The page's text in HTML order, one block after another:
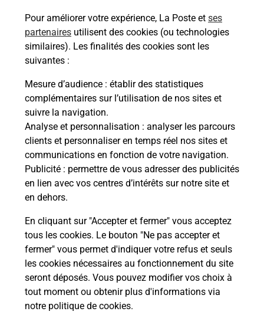
Pour améliorer votre expérience, La Poste et ses
partenaires utilisent des cookies (ou technologies
similaires). Les finalités des cookies sont les
suivantes :
Mesure d’audience : établir des statistiques
complémentaires sur l’utilisation de nos sites et
suivre la navigation.
Analyse et personnalisation : analyser les parcours
clients et personnaliser en temps réel nos sites et
communications en fonction de votre navigation.
Publicité : permettre de vous adresser des publicités
en lien avec vos centres d’intérêts sur notre site et
en dehors.
En cliquant sur "Accepter et fermer" vous acceptez
tous les cookies. Le bouton "Ne pas accepter et
fermer" vous permet d'indiquer votre refus et seuls
les cookies nécessaires au fonctionnement du site
seront déposés. Vous pouvez modifier vos choix à
tout moment ou obtenir plus d'informations via
notre politique de cookies.
Comment demander une
modification de livraison ?
Comment La Poste participe-t-elle
à votre sécurité au quotidien ?
Puis-je passer mon code de la route
avec La Poste et sous quelles
conditions ?
Localiser Liste Haute-Marne MANOIS